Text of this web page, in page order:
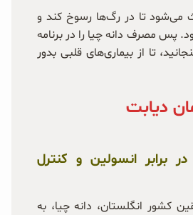
می‌شود تا در رگ‌ها رسوخ کند و
پس مصرف دانه چیا را در برنامه
تا از بیماری‌های قلبی بدور
دیابت
برابر انسولین و کنترل
کشور انگلستان، دانه چیا، به